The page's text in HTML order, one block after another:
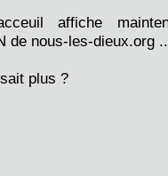
affiche
de nous-les-dieux.org
plus ?